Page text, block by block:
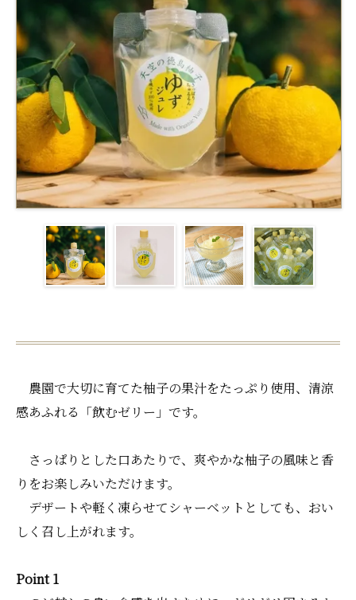
農園で大切に育てた柚子の果汁をたっぷり使用、清涼
感あふれる「飲むゼリー」です。
さっぱりとした口あたりで、爽やかな柚子の風味と香
りをお楽しみいただけます。
デザートや軽く凍らせてシャーベットとしても、おい
しく召し上がれます。
Point 1